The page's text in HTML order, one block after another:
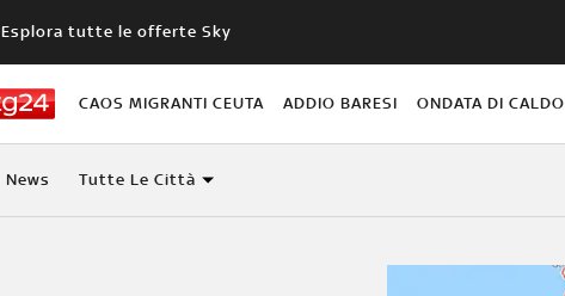
Esplora tutte le offerte Sky
CAOS MIGRANTI CEUTA ADDIO BARESI ONDATA DI CALDO
News Tutte Le Città